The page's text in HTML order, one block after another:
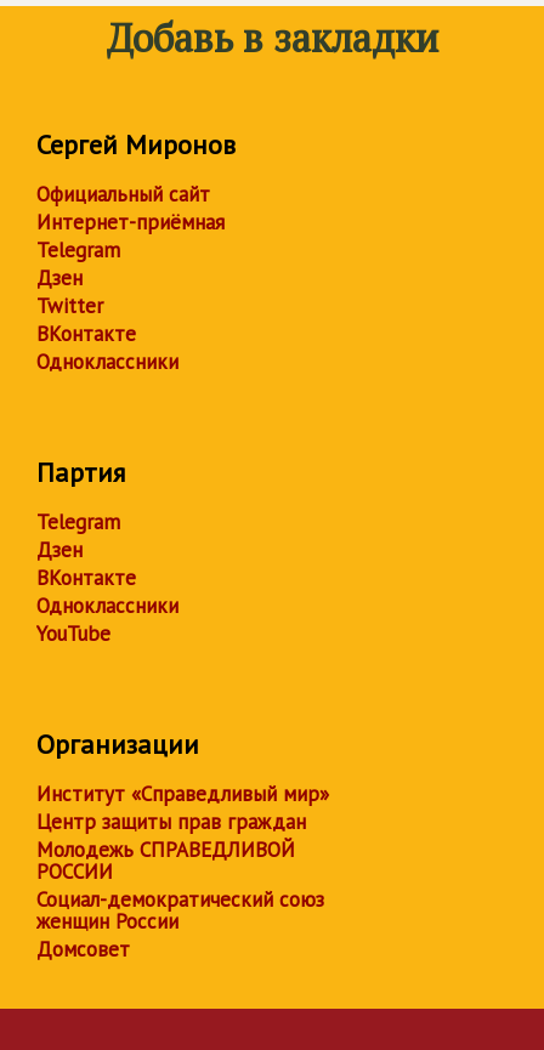
Добавь в закладки
Сергей Миронов
Официальный сайт
Интернет-приёмная
Telegram
Дзен
Twitter
ВКонтакте
Одноклассники
Партия
Telegram
Дзен
ВКонтакте
Одноклассники
YouTube
Организации
Институт «Справедливый мир»
Центр защиты прав граждан
Молодежь СПРАВЕДЛИВОЙ
РОССИИ
Социал-демократический союз
женщин России
Домсовет